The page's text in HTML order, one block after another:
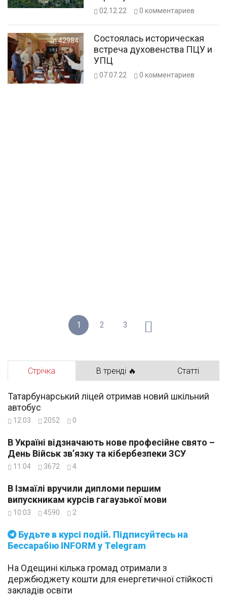
Печерську Лавру
02.12.22 0 комментариев
42984
Состоялась историческая
встреча духовенства ПЦУ и
УПЦ
07.07.22 0 комментариев
1 2 3
Стрічка В тренді 🔥 Статті
Будьте в курсі подій. Підписуйтесь на
Бессарабію INFORM у Telegram
Татарбунарський ліцей отримав новий шкільний
автобус
12:03 2052 0
В Україні відзначають нове професійне свято –
День Військ зв’язку та кібербезпеки ЗСУ
11:04 3672 4
В Ізмаїлі вручили дипломи першим
випускникам курсів гагаузької мови
10:03 4590 2
На Одещині кілька громад отримали з
держбюджету кошти для енергетичної стійкості
закладів освіти